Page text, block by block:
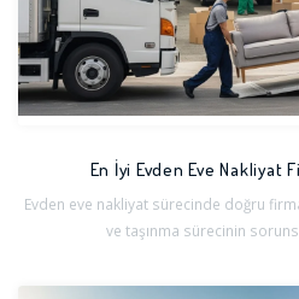
En İyi Evden Eve Nakliyat
Evden eve nakliyat sürecinde doğru
ve taşınma sürecinin